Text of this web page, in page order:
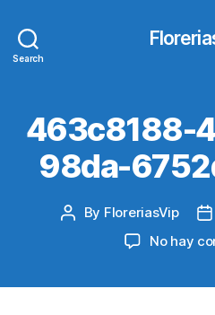
Search
463c8188-
98da-
Post
By FloreriasVip
No hay